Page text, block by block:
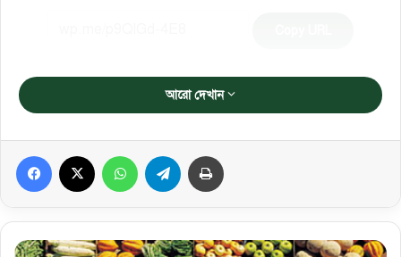
আরো দেখান